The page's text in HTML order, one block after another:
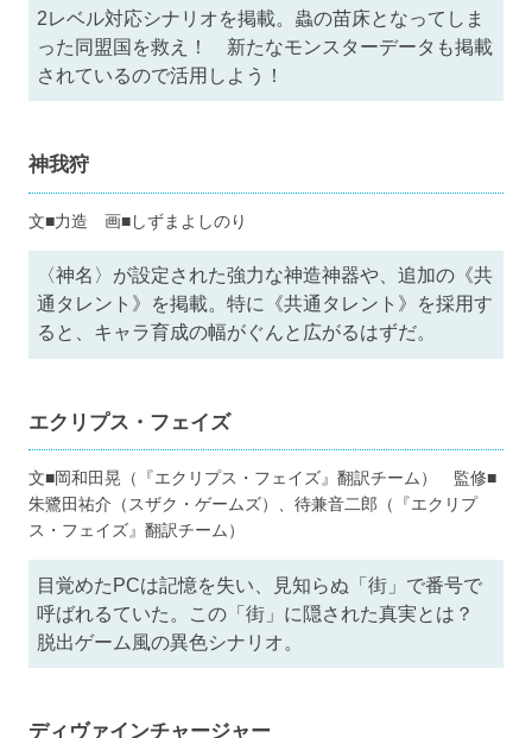
2レベル対応シナリオを掲載。蟲の苗床となってしま
った同盟国を救え！ 新たなモンスターデータも掲載
されているので活用しよう！
神我狩
文■力造 画■しずまよしのり
〈神名〉が設定された強力な神造神器や、追加の《共
通タレント》を掲載。特に《共通タレント》を採用す
ると、キャラ育成の幅がぐんと広がるはずだ。
エクリプス・フェイズ
文■岡和田晃（『エクリプス・フェイズ』翻訳チーム） 監修■
朱鷺田祐介（スザク・ゲームズ）、待兼音二郎（『エクリプ
ス・フェイズ』翻訳チーム）
目覚めたPCは記憶を失い、見知らぬ「街」で番号で
呼ばれるていた。この「街」に隠された真実とは？
脱出ゲーム風の異色シナリオ。
ディヴァインチャージャー